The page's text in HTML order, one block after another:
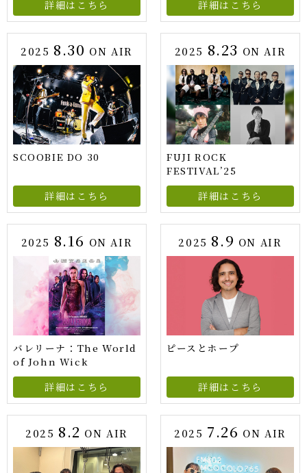
詳細はこちら
詳細はこちら
2025 8.30 ON AIR
SCOOBIE DO 30
詳細はこちら
2025 8.23 ON AIR
FUJI ROCK
FESTIVAL’25
詳細はこちら
2025 8.16 ON AIR
バレリーナ：The World
of John Wick
詳細はこちら
2025 8.9 ON AIR
ピースとホープ
詳細はこちら
2025 8.2 ON AIR 2025 7.26 ON AIR